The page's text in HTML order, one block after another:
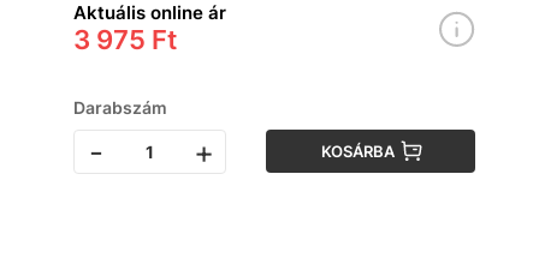
Aktuális online ár
3 975 Ft
Darabszám
- + KOSÁRBA